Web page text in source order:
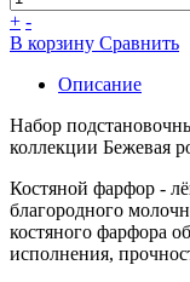
+ -
В коpзину Сpавнить
Описание
Набор
коллекции Бежевая
Костяной фарфор -
благородного
костяного фарфора
исполнения,